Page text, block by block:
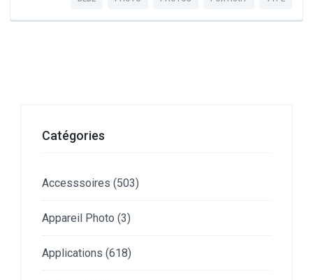
Catégories
Accesssoires (503)
Appareil Photo (3)
Applications (618)